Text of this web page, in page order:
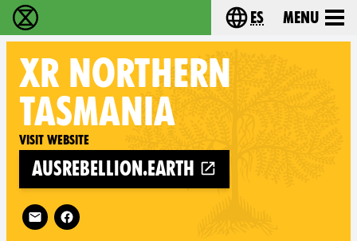
extinction rebellion - Home Choose your
es Menu
XR NORTHERN
TASMANIA
Visit website
ausrebellion.earth
Follow XR Northern Tasmania on